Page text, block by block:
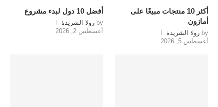
أكثر 10 منتجات مبيعًا على
أمازون
by رولا الشريدة
أغسطس 5, 2026
أفضل 10 دول لبدء مشروع
by رولا الشريدة
أغسطس 2, 2026